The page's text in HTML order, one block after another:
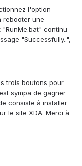
l'option
rebooter une
continu
"Successfully..",
trois boutons pour
sympa de gagner
consiste à installer
le site XDA. Merci à